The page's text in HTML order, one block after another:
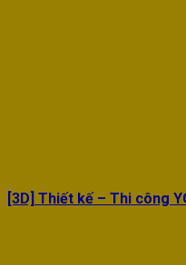
[3D] Thiết kế – Thi công